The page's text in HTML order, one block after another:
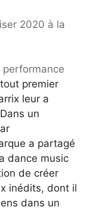
2020 à la
premier
leur a
un
a partagé
dance music
de créer
inédits, dont il
dans un